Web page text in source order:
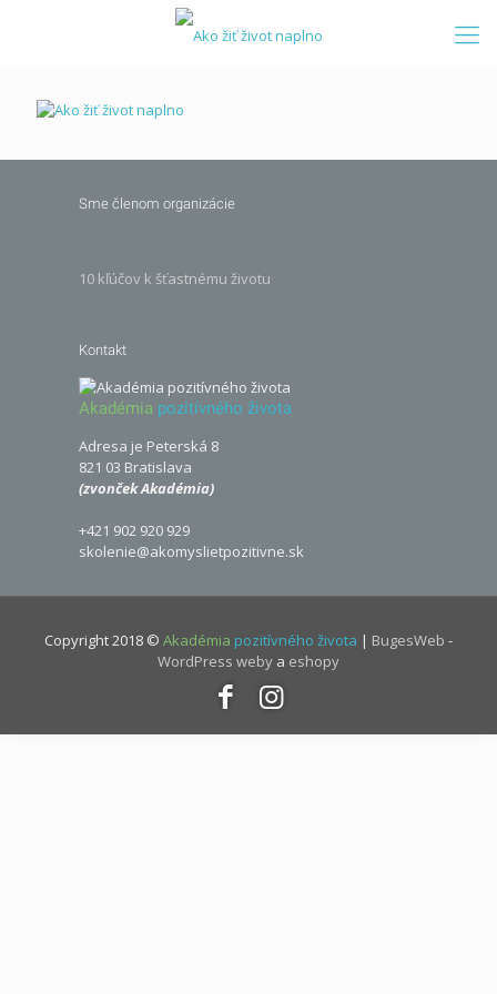
Sme členom organizácie
10 kľúčov k šťastnému životu
Kontakt
Akadémia pozitívného života
Adresa je Peterská 8
821 03 Bratislava
(zvonček Akadémia)
+421 902 920 929
skolenie@akomyslietpozitivne.sk
Copyright 2018 © Akadémia pozitívného života | BugesWeb -
WordPress weby a eshopy